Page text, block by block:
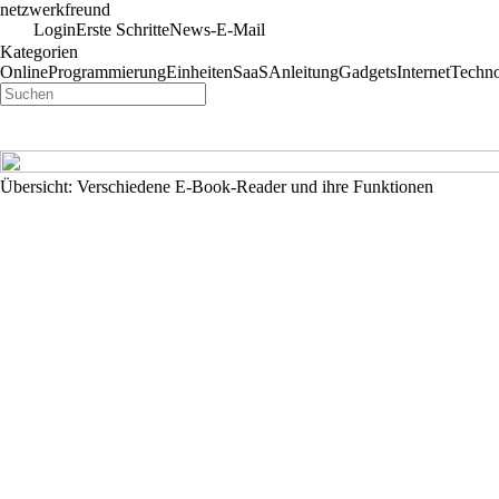
netzwerkfreund
LoginErste SchritteNews-E-Mail
Kategorien
OnlineProgrammierungEinheitenSaaSAnleitungGadgetsInternet
Übersicht: Verschiedene E-Book-Reader und ihre Funktionen